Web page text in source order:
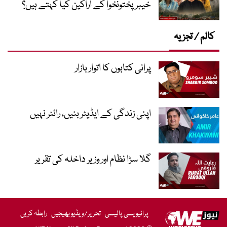
خیبر پختونخوا کے اراکین کیا کہتے ہیں؟
کالم / تجزیہ
پرانی کتابوں کا اتوار بازار
اپنی زندگی کے ایڈیٹر بنیں، رائٹر نہیں
گلا سڑا نظام اور وزیر داخلہ کی تقریر
پرائیویسی پالیسی تحریر/ویڈیو بھیجیں رابطہ کریں